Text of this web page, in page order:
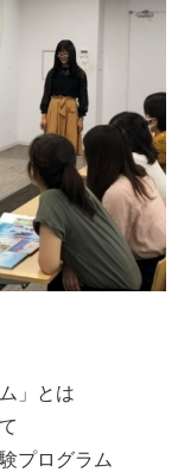
」とは
プログラム